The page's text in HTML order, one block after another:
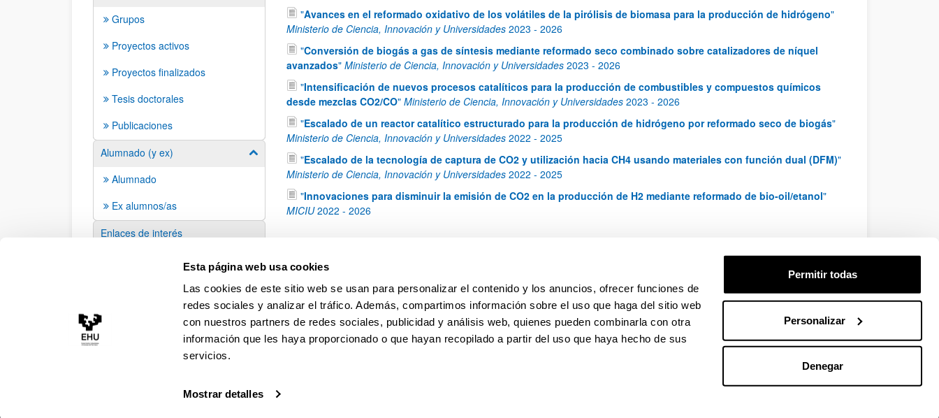
Esta página web usa cookies
Las cookies de este sitio web se usan para personalizar el contenido y los anuncios, ofrecer funciones de
redes sociales y analizar el tráfico. Además, compartimos información sobre el uso que haga del sitio web
con nuestros partners de redes sociales, publicidad y análisis web, quienes pueden combinarla con otra
información que les haya proporcionado o que hayan recopilado a partir del uso que haya hecho de sus
servicios.
Mostrar detalles
Permitir todas
Personalizar
Denegar
Grupos
Proyectos activos
Proyectos finalizados
Tesis doctorales
Publicaciones
Alumnado (y ex)
Mostrar/ocultar subpáginas
Alumnado
Ex alumnos/as
Enlaces de interés
Sugerencias y solicitudes
"Avances en el reformado oxidativo de los volátiles de la pirólisis de biomasa para la producción de hidrógeno"
Ministerio de Ciencia, Innovación y Universidades 2023 - 2026
"Conversión de biogás a gas de síntesis mediante reformado seco combinado sobre catalizadores de níquel
avanzados" Ministerio de Ciencia, Innovación y Universidades 2023 - 2026
"Intensificación de nuevos procesos catalíticos para la producción de combustibles y compuestos químicos
desde mezclas CO2/CO" Ministerio de Ciencia, Innovación y Universidades 2023 - 2026
"Escalado de un reactor catalítico estructurado para la producción de hidrógeno por reformado seco de biogás"
Ministerio de Ciencia, Innovación y Universidades 2022 - 2025
"Escalado de la tecnología de captura de CO2 y utilización hacia CH4 usando materiales con función dual (DFM)"
Ministerio de Ciencia, Innovación y Universidades 2022 - 2025
"Innovaciones para disminuir la emisión de CO2 en la producción de H2 mediante reformado de bio-oil/etanol"
MICIU 2022 - 2026